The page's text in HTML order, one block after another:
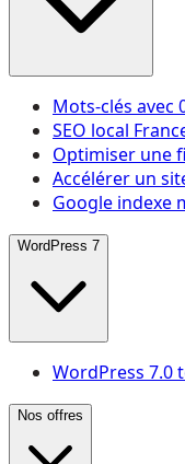
Mots-clés avec
SEO local
Optimiser une
Accélérer un
Google indexe
WordPress 7
WordPress 7.0
Nos offres